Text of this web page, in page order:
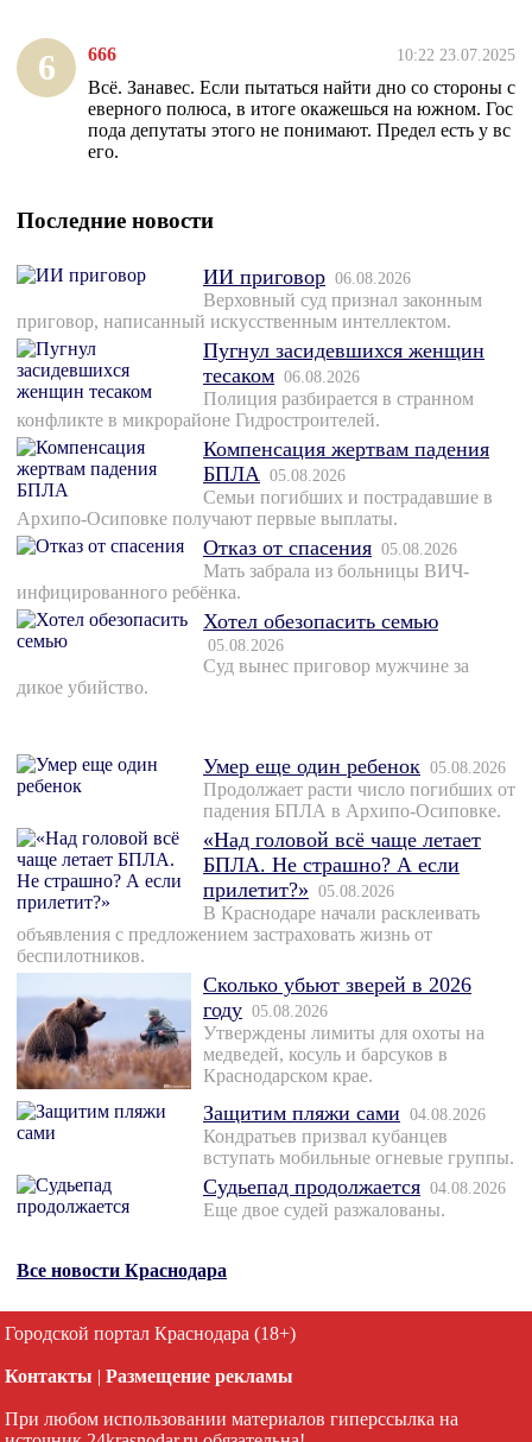
6 666 10:22 23.07.2025
Всё. Занавес. Если пытаться найти дно со стороны с
еверного полюса, в итоге окажешься на южном. Гос
пода депутаты этого не понимают. Предел есть у вс
его.
Последние новости
ИИ приговор 06.08.2026
Верховный суд признал законным
приговор, написанный искусственным интеллектом.
Пугнул засидевшихся женщин
тесаком 06.08.2026
Полиция разбирается в странном
конфликте в микрорайоне Гидростроителей.
Компенсация жертвам падения
БПЛА 05.08.2026
Семьи погибших и пострадавшие в
Архипо-Осиповке получают первые выплаты.
Отказ от спасения 05.08.2026
Мать забрала из больницы ВИЧ-
инфицированного ребёнка.
Хотел обезопасить семью
05.08.2026
Суд вынес приговор мужчине за
дикое убийство.
Умер еще один ребенок 05.08.2026
Продолжает расти число погибших от
падения БПЛА в Архипо-Осиповке.
«Над головой всё чаще летает
БПЛА. Не страшно? А если
прилетит?» 05.08.2026
В Краснодаре начали расклеивать
объявления с предложением застраховать жизнь от
беспилотников.
Сколько убьют зверей в 2026
году 05.08.2026
Утверждены лимиты для охоты на
медведей, косуль и барсуков в
Краснодарском крае.
Защитим пляжи сами 04.08.2026
Кондратьев призвал кубанцев
вступать мобильные огневые группы.
Судьепад продолжается 04.08.2026
Еще двое судей разжалованы.
Все новости Краснодара
Городской портал Краснодара (18+)
Контакты | Размещение рекламы
При любом использовании материалов гиперссылка на